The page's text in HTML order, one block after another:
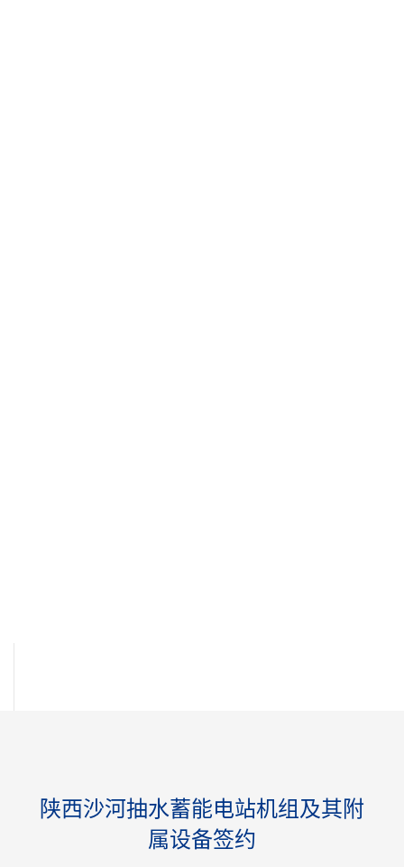
陕西沙河抽水蓄能电站机组及其附
属设备签约